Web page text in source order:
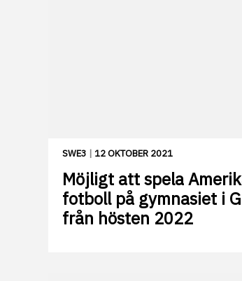
SWE3 | 12 OKTOBER 2021
Möjligt att spela
fotboll på gymnasiet i
från hösten 2022